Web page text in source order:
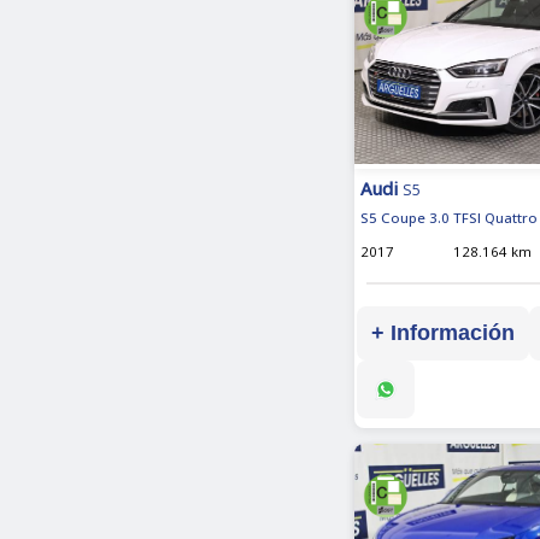
Audi S5
S5 Coupe 3.0 TFSI
2017
128.164 km
+ Información